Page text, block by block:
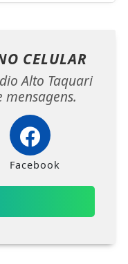
CELULAR
Alto Taquari
Facebook